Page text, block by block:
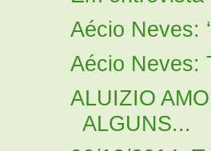
Aécio Neves:
Aécio Neves:
ALUIZIO
ALGUNS...